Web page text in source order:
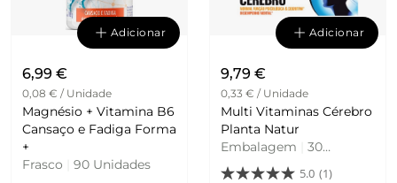
Adicionar
6,99 €
0,08 € / Unidade
Magnésio + Vitamina B6
Cansaço e Fadiga Forma
+
Frasco
90 Unidades
Adicionar
9,79 €
0,33 € / Unidade
Multi Vitaminas Cérebro
Planta Natur
Embalagem
30
Comprimidos
5.0 (1)